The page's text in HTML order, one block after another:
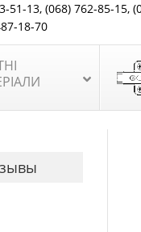
51-13,(068) 762-85-15,
18-70